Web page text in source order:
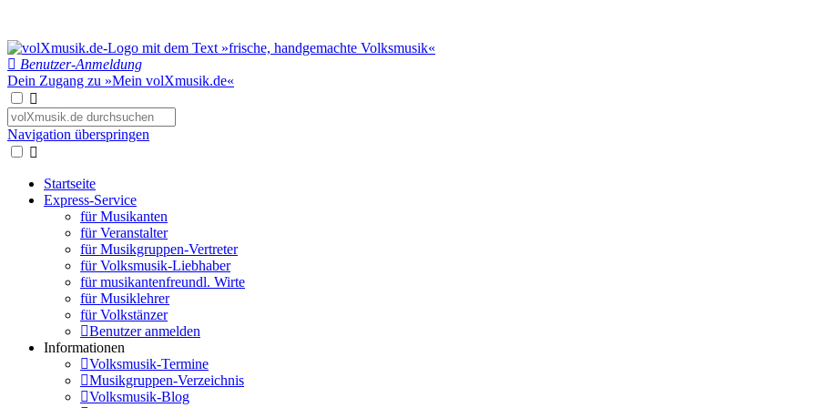
Benutzer-Anmeldung
Dein Zugang zu »Mein volXmusik.de«
Navigation überspringen
Startseite
Express-Service
für Musikanten
für Veranstalter
für Musikgruppen-Vertreter
für Volksmusik-Liebhaber
für musikantenfreundl. Wirte
für Musiklehrer
für Volkstänzer
Benutzer anmelden
Informationen
Volksmusik-Termine
Musikgruppen-Verzeichnis
Volksmusik-Blog